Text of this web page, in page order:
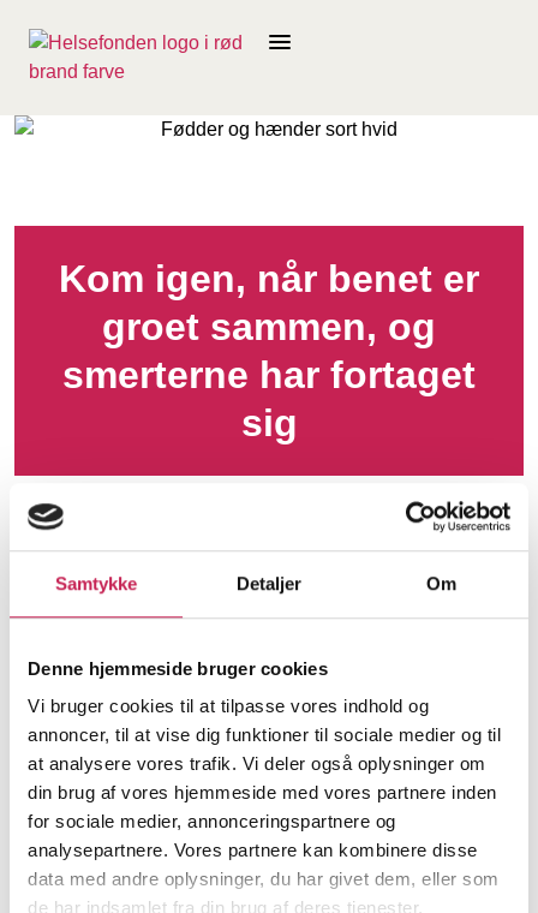
Samtykke Detaljer Om
Denne hjemmeside bruger cookies
Vi bruger cookies til at tilpasse vores indhold og
annoncer, til at vise dig funktioner til sociale medier og til
at analysere vores trafik. Vi deler også oplysninger om
din brug af vores hjemmeside med vores partnere inden
for sociale medier, annonceringspartnere og
analysepartnere. Vores partnere kan kombinere disse
data med andre oplysninger, du har givet dem, eller som
de har indsamlet fra din brug af deres tjenester.
Kom igen, når benet er
groet sammen, og
smerterne har fortaget
sig
UNGEALLIANCEN 19. september 2022
Unge, der er ramt af både psykiske vanskeligheder
og problematisk brug af rusmidler, bliver alt for ofte
mod til at møde de unge, hvor de er
‘Det er muligt, at dit barn har nogle psykiske
udfordringer, men det kan vi desværre ikke gøre